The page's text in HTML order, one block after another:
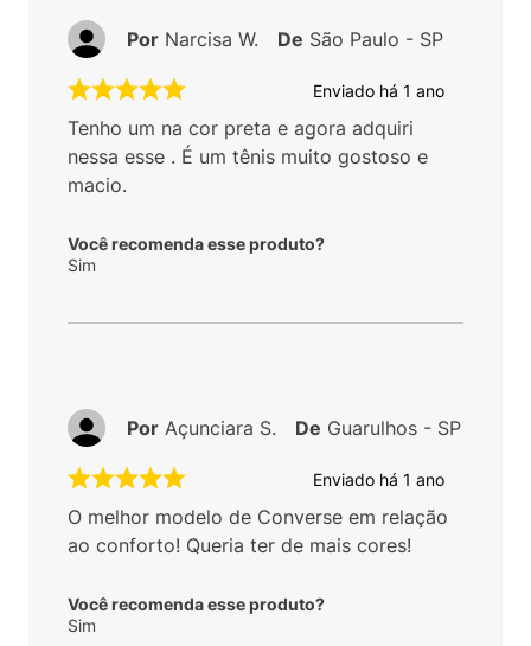
Enviado há 1 ano
Tenho um na cor preta e agora adquiri
nessa esse . É um tênis muito gostoso e
macio.
Você recomenda esse produto?
Sim
Por Narcisa W. De São Paulo - SP
Enviado há 1 ano
O melhor modelo de Converse em relação
ao conforto! Queria ter de mais cores!
Você recomenda esse produto?
Sim
Por Açunciara S. De Guarulhos - SP